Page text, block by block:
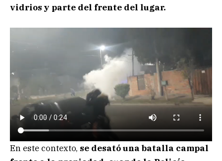
vidrios y parte del frente del lugar.
En este contexto, se desató una batalla campal